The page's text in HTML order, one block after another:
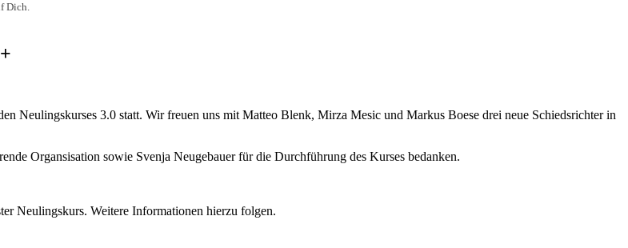
Dich.
Neulingskurses 3.0 statt. Wir freuen uns mit Matteo Blenk, Mirza Mesic und Markus Boese drei neue Schiedsrichter in
Organsisation sowie Svenja Neugebauer für die Durchführung des Kurses bedanken.
Neulingskurs. Weitere Informationen hierzu folgen.